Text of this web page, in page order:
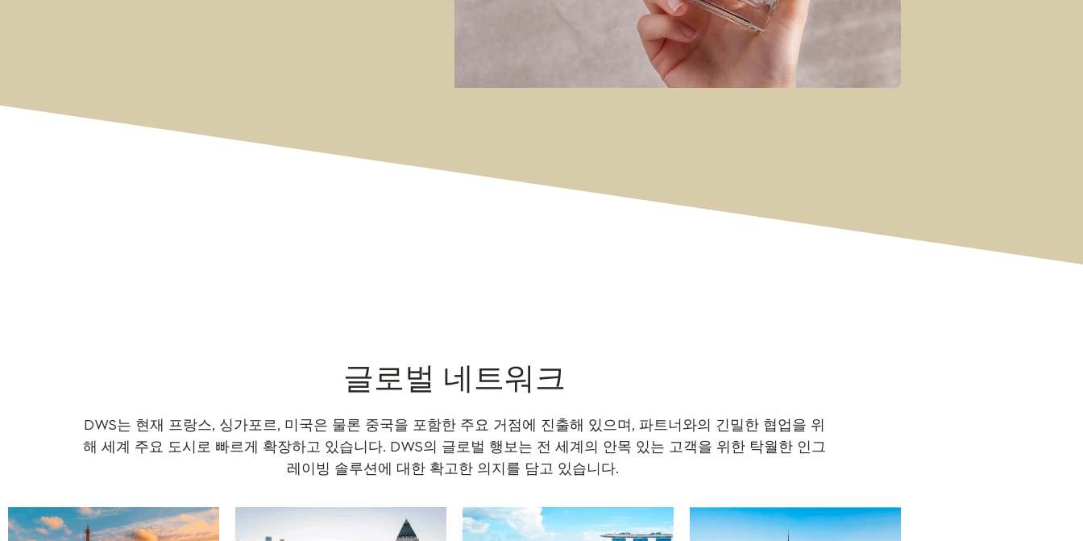
글로벌 네트워크
DWS는 현재 프랑스, 싱가포르, 미국은 물론 중국을 포함한 주요 거점에 진출해 있으며, 파트너와의 긴밀한 협업을 위
해 세계 주요 도시로 빠르게 확장하고 있습니다. DWS의 글로벌 행보는 전 세계의 안목 있는 고객을 위한 탁월한 인그
레이빙 솔루션에 대한 확고한 의지를 담고 있습니다.